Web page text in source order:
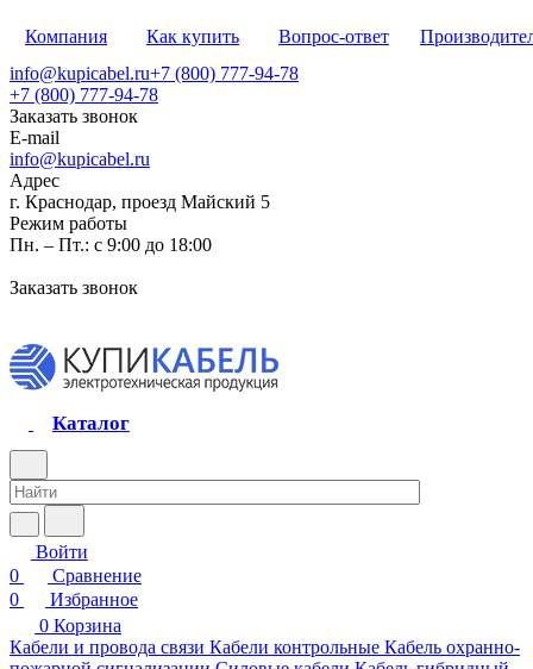
Компания Как купить Вопрос-ответ
info@kupicabel.ru+7 (800) 777-94-78
+7 (800) 777-94-78
Заказать звонок
E-mail
info@kupicabel.ru
Адрес
г. Краснодар, проезд Майский 5
Режим работы
Пн. – Пт.: с 9:00 до 18:00
Заказать звонок
Каталог
Войти
0
Сравнение
0
Избранное
0 Корзина
Кабели и провода связи Кабели контрольные Кабель охранно-